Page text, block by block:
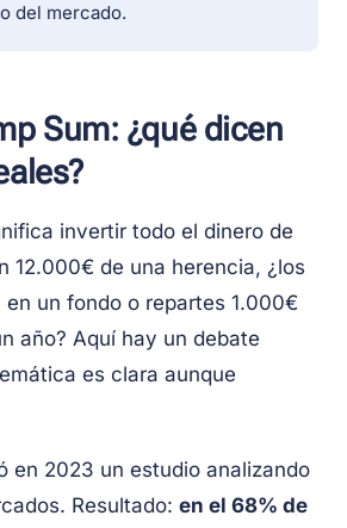
del mercado.
Sum: ¿qué dicen
invertir todo el dinero de
12.000€ de una herencia, ¿los
un fondo o repartes 1.000€
año? Aquí hay un debate
es clara aunque
en 2023 un estudio analizando
Resultado: en el 68% de